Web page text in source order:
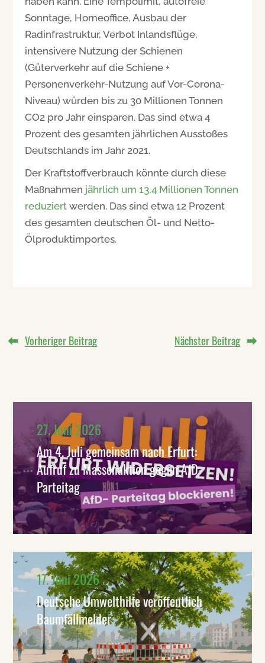
Sonntage, Homeoffice, Ausbau der
Radinfrastruktur, Verbot Inlandsflüge,
intensivere Nutzung der Schienen
(Güterverkehr auf die Schiene +
Personenverkehr-Nutzung auf Vor-Corona-
Niveau) würden bis zu 30 Millionen Tonnen
CO2 pro Jahr einsparen. Das sind etwa 4
Prozent des gesamten jährlichen Ausstoßes
Deutschlands im Jahr 2021.
Der Kraftstoffverbrauch könnte durch diese
Maßnahmen jährlich um 13,4 Millionen Tonnen
reduziert werden. Das sind etwa 12 Prozent
des gesamten deutschen Öl- und Netto-
Ölproduktimportes.
Vorheriger Beitrag Nächster Beitrag
27. Juni 2026
Am 4. Juli gemeinsam nach Erfurt:
Aufruf zu Massenaktion gegen AfD-
Parteitag
17. Juni 2026
Deutsche Umwelthilfe veröffentlich
Baumfällmelder